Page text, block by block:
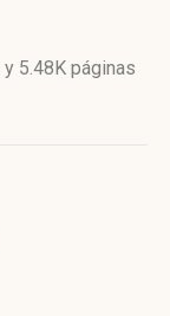
y 5.48K páginas